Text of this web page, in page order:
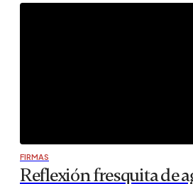
FIRMAS
Reflexión fresquita de